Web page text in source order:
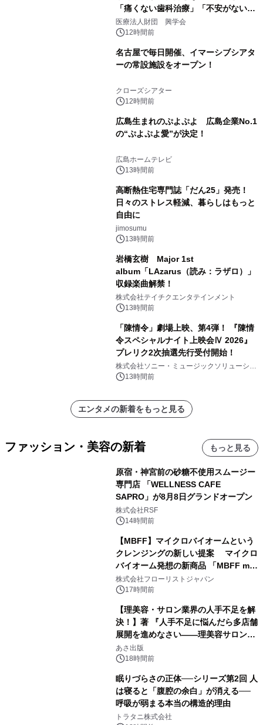
「痛くない歯科治療」「不安がない治
療計画」をテーマに専門監修
医療法人財団 興学会
12時間前
名古屋で毎日開催、イマーシブシアタ
ーの常設施設をオープン！
クローズシアター
12時間前
広島生まれのぷよぷよ 広島企業No.1
の“ぷよぷよ愛”が決定！
広島ホームテレビ
13時間前
高断熱住宅専門誌「だん25」発売！
日々のストレス軽減、暮らしはもっと
自由に
jimosumu
13時間前
岩橋玄樹 Major 1st
album「LAzarus（読み：ラザロ）」
収録楽曲解禁！
株式会社テイチクエンタテインメント
13時間前
「陳情令」劇場上映、第4弾！ 『陳情
令スペシャルナイト上映会Ⅳ 2026』
プレリク2次抽選先行受付開始！
株式会社ソニー・ミュージックソリューショ
ンズ13時間前
エンタメの新着をもっと見る
ファッション・美容の新着 もっと見る
原宿・神宮前の砂糖不使用スムージー
専門店 「WELLNESS CAFE
SAPRO」が8月8日グランドオープン
株式会社RSF
14時間前
【MBFF】マイクロバイオームという
クレンジングの新しい提案 マイクロ
バイオーム発想の新商品 「MBFF mb
クレンジングPRO」を2026年8月6日
発売
株式会社フローリストジャパン
17時間前
【理美容・サロン業界の人手不足を解
決！】著 『人手不足に悩んだら多店舗
展開を進めなさい――理美容サロン
「多店舗展開」の教科書』2026年8月
24日（月）発売
あさ出版
18時間前
眠りづらさの正体──シリーズ第2回 人
は寝ると「腹腔の余白」が消える──
呼吸が弱まる本当の構造的理由
トラタニ株式会社